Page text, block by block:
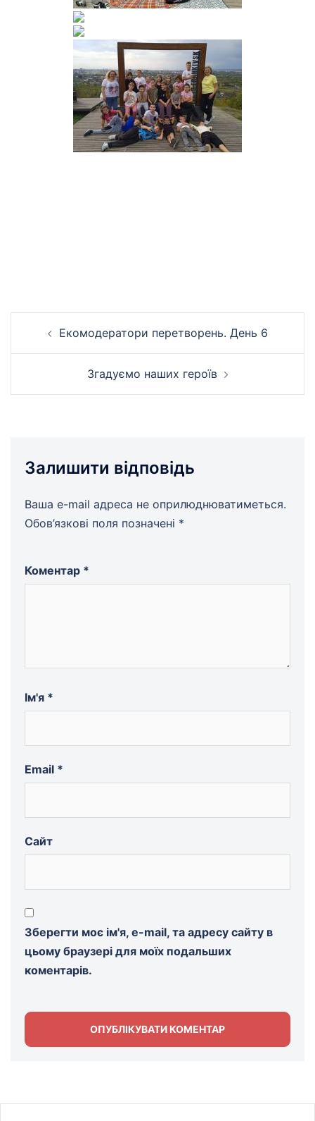
запису
Екомодератори перетворень. День 6
Згадуємо наших героїв
Залишити відповідь
Ваша e-mail адреса не оприлюднюватиметься.
Обов’язкові поля позначені *
Коментар *
Ім'я *
Email *
Сайт
Зберегти моє ім'я, e-mail, та адресу сайту в
цьому браузері для моїх подальших
коментарів.